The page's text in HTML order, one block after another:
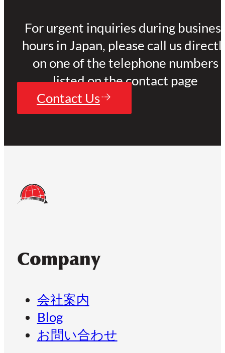
For urgent inquiries during
hours in Japan, please call us
on one of the telephone numbers
listed on the contact page
Contact Us
Company
会社案内
Blog
お問い合わせ